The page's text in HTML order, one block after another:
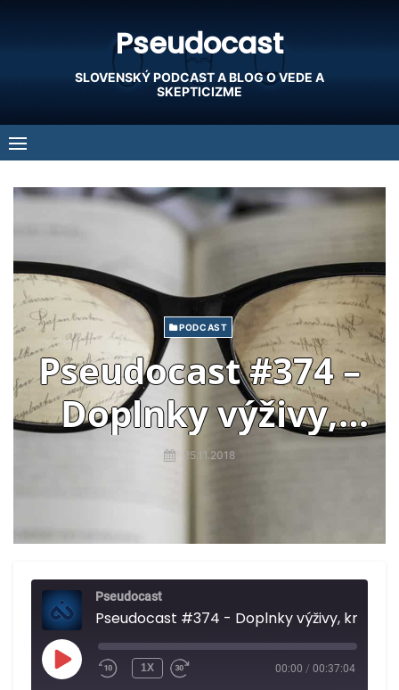
Pseudocast
SLOVENSKÝ PODCAST A BLOG O VEDE A
SKEPTICIZME
PODCAST
Pseudocast #374 –
Doplnky výživy,
krátkozrakosť
25.11.2018
Pseudocast
PLAY
EPISODE
1X 00:00 / 00:37:04